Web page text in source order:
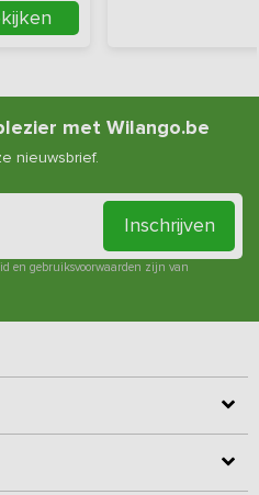
met Wilango.be
nieuwsbrief.
Inschrijven
en gebruiksvoorwaarden zijn van